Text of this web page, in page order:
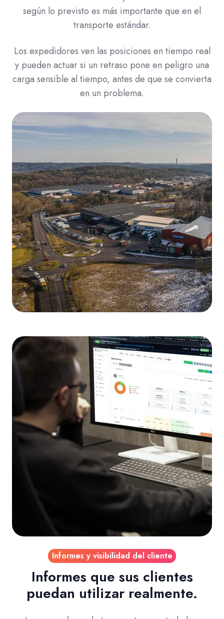
según lo previsto es más importante que en el
transporte estándar.
Los expedidores ven las posiciones en tiempo real
y pueden actuar si un retraso pone en peligro una
carga sensible al tiempo, antes de que se convierta
en un problema.
Informes y visibilidad del cliente
Informes que sus clientes
puedan utilizar realmente.